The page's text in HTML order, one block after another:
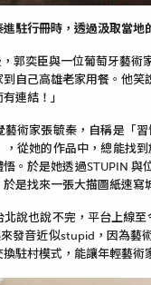
駐行冊時，透過汲取當地
郭奕臣與一位葡萄牙藝
自己高雄老家用餐。他
連結！」
藝術家張毓秦，自稱是「
，從她的作品中，總能找
。於是她透過STUPIN
是找來一張大描圖紙速
北說也說不完，平台上線
發音近似stupid，因為藝
駐村模式，能讓年輕藝術